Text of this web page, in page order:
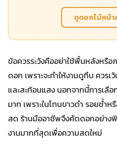
ดูดอกไม้หน้
ข้อควรระวังคืออย่าใช้พื้นหลังหรื
ดอก เพราะจะทำให้งานดูทึบ ควรเ
และสะท้อนแสง นอกจากนี้การเ
มาก เพราะในโทนขาวดำ รอยช้ำ
สด ร้านมืออาชีพจึงคัดดอกอย่างพิ
งานมากที่สุดเพื่อความสดใหม่